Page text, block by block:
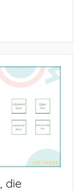
die